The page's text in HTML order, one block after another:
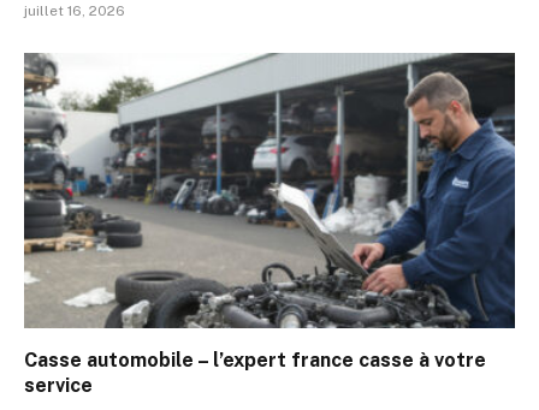
juillet 16, 2026
Casse automobile – l’expert france casse à votre
service